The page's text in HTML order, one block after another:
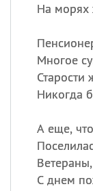
На морях
Многое
Старости
Никогда
А еще,
С днем